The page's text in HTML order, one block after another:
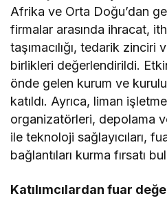
Afrika ve Orta Doğu’dan
firmalar arasında ihracat,
taşımacılığı, tedarik zinciri
birlikleri değerlendirildi.
önde gelen kurum ve
katıldı. Ayrıca, liman
organizatörleri, depolama
ile teknoloji sağlayıcıları,
bağlantıları kurma fırsatı
Katılımcılardan fuar